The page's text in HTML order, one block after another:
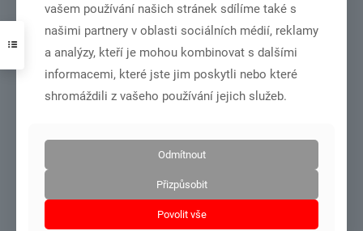
MČR dorost+junioři – Olomouc 27.6.-28.6.2026
vašem používání našich stránek sdílíme také s
našimi partnery v oblasti sociálních médií, reklamy
a analýzy, kteří je mohou kombinovat s dalšími
informacemi, které jste jim poskytli nebo které
shromáždili z vašeho používání jejich služeb.
Odmítnout
Přizpůsobit
Povolit vše